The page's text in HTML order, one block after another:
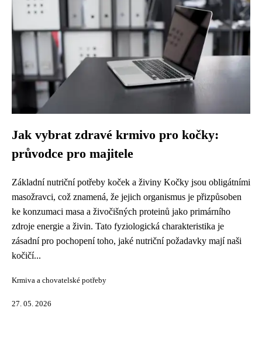
Jak vybrat zdravé krmivo pro kočky:
průvodce pro majitele
Základní nutriční potřeby koček a živiny Kočky jsou obligátními
masožravci, což znamená, že jejich organismus je přizpůsoben
ke konzumaci masa a živočišných proteinů jako primárního
zdroje energie a živin. Tato fyziologická charakteristika je
zásadní pro pochopení toho, jaké nutriční požadavky mají naši
kočičí...
Krmiva a chovatelské potřeby
27. 05. 2026